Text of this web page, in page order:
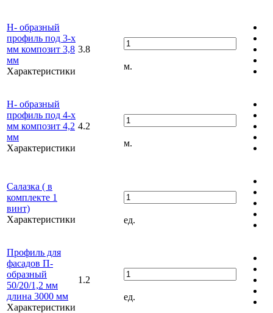
Н- образный
профиль под 3-х
мм композит 3,8
мм
Характеристики
3.8
м.
Н- образный
профиль под 4-х
мм композит 4,2
мм
Характеристики
4.2
м.
Салазка ( в
комплекте 1
винт)
Характеристики
ед.
Профиль для
фасадов П-
образный
50/20/1,2 мм
длина 3000 мм
Характеристики
1.2
ед.